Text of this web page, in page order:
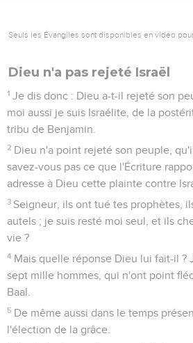
Seuls les Évangiles sont disponibles en vidéo
Dieu n'a pas rejeté Israël
1 Je dis donc : Dieu a-t-il rejeté son
moi aussi je suis Israélite, de la
tribu de Benjamin.
2 Dieu n'a point rejeté son peuple,
savez-vous pas ce que l'Écriture
adresse à Dieu cette plainte contre
3 Seigneur, ils ont tué tes prophètes,
autels ; je suis resté moi seul, et ils
vie ?
4 Mais quelle réponse Dieu lui fait-il ?
sept mille hommes, qui n'ont point
Baal.
5 De même aussi dans le temps
l'élection de la grâce.